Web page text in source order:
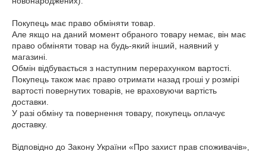
Покупець має право обміняти товар.
Але якщо на даний момент обраного товару немає, він має
право обміняти товар на будь-який інший, наявний у
магазині.
Обмін відбувається з наступним перерахунком вартості.
Покупець також має право отримати назад гроші у розмірі
вартості повернутих товарів, не враховуючи вартість
доставки.
У разі обміну та повернення товару, покупець оплачує
доставку.
Відповідно до Закону України «Про захист прав споживачів»,